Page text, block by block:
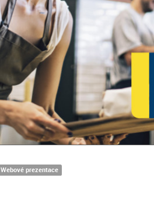
Webové prezentace